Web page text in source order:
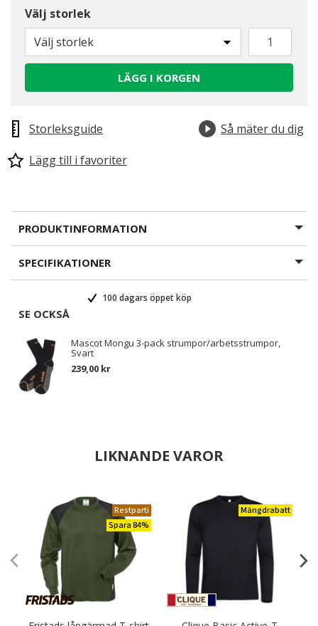
Välj storlek
Välj storlek
LÄGG I KORGEN
Storleksguide
Så mäter du dig
Lägg till i favoriter
PRODUKTINFORMATION
SPECIFIKATIONER
100 dagars öppet köp
SE OCKSÅ
Mascot Mongu 3-pack strumpor/arbetsstrumpor,
Svart
239,00 kr
LIKNANDE VAROR
Restparti
Spara 84%
Mängdrabatt